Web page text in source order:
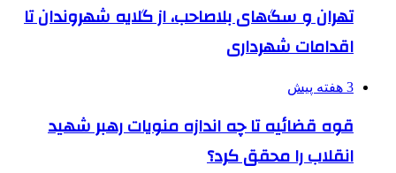
تهران و سگ‌های بلاصاحب، از گلایه شهروندان تا
اقدامات شهرداری
3 هفته پیش
قوه قضائیه تا چه اندازه منویات رهبر شهید
انقلاب را محقق کرد؟